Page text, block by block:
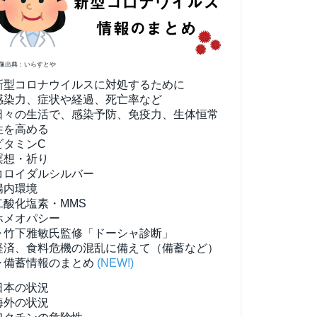
出典：いらすとや
型コロナウイルスに対処するために
染力、症状や経過、死亡率など
々の生活で、感染予防、免疫力、生体恒常
を高める
タミンC
想・祈り
ロイダルシルバー
内環境
酸化塩素・MMS
メオパシー
下雅敏氏監修「ドーシャ診断」
済、食料危機の混乱に備えて（備蓄など）
蓄情報のまとめ (NEW!)
本の状況
外の状況